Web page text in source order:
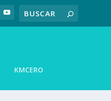
KMCERO